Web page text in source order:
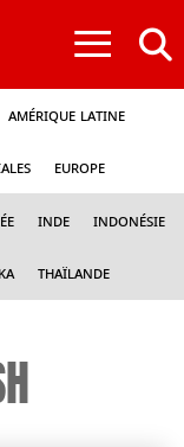
≡
Amérique latine
Europe
Inde Indonésie
Thaïlande